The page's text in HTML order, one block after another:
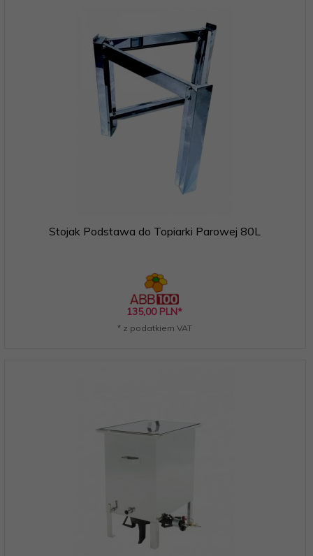
Stojak Podstawa do Topiarki Parowej 80L
135,00 PLN*
* z podatkiem VAT